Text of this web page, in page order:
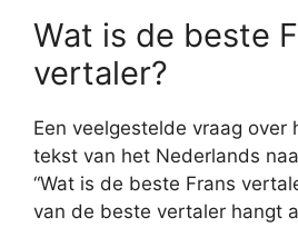
Wat is de beste
vertaler?
Een veelgestelde vraag over
tekst van het Nederlands
“Wat is de beste Frans
van de beste vertaler hangt